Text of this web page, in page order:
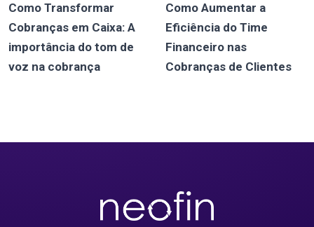
Como Transformar
Cobranças em Caixa: A
importância do tom de
voz na cobrança
Como Aumentar a
Eficiência do Time
Financeiro nas
Cobranças de Clientes